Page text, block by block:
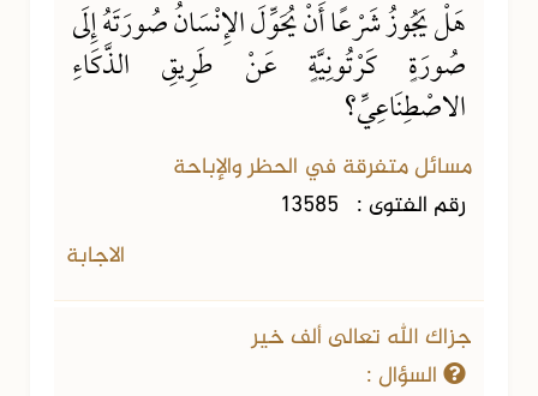
هَلْ يَجُوزُ شَرْعًا أَنْ يُحَوِّلَ الإِنْسَانُ صُورَتَهُ إِلَى
صُورَةٍ كَرْتُونِيَّةٍ عَنْ طَرِيقِ الذَّكَاءِ
الاصْطِنَاعِيِّ؟
مسائل متفرقة في الحظر والإباحة
رقم الفتوى : 13585
الاجابة
جزاك الله تعالى ألف خير
السؤال :